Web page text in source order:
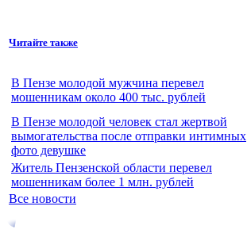
Читайте также
В Пензе молодой мужчина перевел
мошенникам около 400 тыс. рублей
В Пензе молодой человек стал жертвой
вымогательства после отправки интимных
фото девушке
Житель Пензенской области перевел
мошенникам более 1 млн. рублей
Все новости